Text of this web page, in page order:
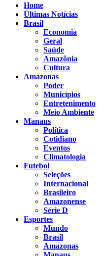
Home
Últimas Notícias
Brasil
Economia
Geral
Saúde
Amazônia
Cultura
Amazonas
Poder
Municípios
Entretenimento
Meio Ambiente
Manaus
Política
Cotidiano
Eventos
Climatologia
Futebol
Seleções
Internacional
Brasileiro
Amazonense
Série D
Esportes
Mundo
Brasil
Amazonas